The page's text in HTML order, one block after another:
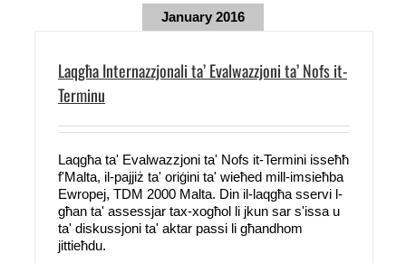
January 2016
Laqgħa Internazzjonali ta’ Evalwazzjoni ta’ Nofs it-
Terminu
Laqgħa ta' Evalwazzjoni ta' Nofs it-Termini isseħħ
f'Malta, il-pajjiż ta' oriġini ta' wieħed mill-imsieħba
Ewropej, TDM 2000 Malta. Din il-laqgħa sservi l-
għan ta' assessjar tax-xogħol li jkun sar s'issa u
ta' diskussjoni ta' aktar passi li għandhom
jittieħdu.